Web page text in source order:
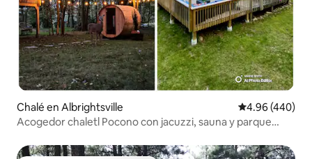
Chalé en Albrightsville Calificación
4.96 (440)
Acogedor chaletl Pocono con jacuzzi, sauna y parque